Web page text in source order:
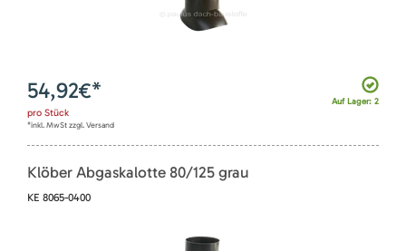
Auf Lager: 2
54,92€*
pro Stück
*inkl. MwSt zzgl. Versand
Klöber Abgaskalotte 80/125 grau
KE 8065-0400